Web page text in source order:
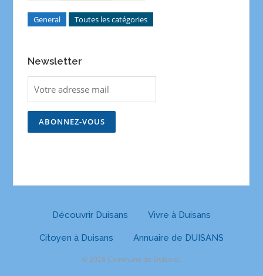
General Toutes les catégories
Newsletter
Découvrir Duisans Vivre à Duisans
Citoyen à Duisans Annuaire de DUISANS
© 2026 Commune de Duisans.